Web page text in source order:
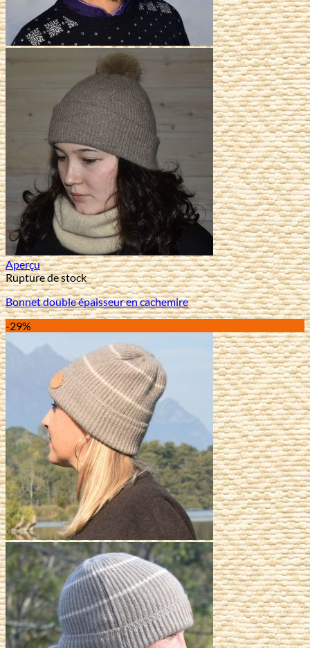
Aperçu
Rupture de stock
Bonnet double épaisseur en cachemire
-29%